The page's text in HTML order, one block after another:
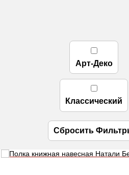
Арт-Деко
Классический
Сбросить